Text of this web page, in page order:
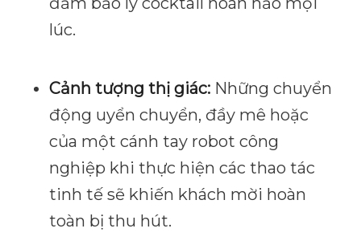
lúc.
Cảnh tượng thị giác:Những chuyển
động uyển chuyển, đầy mê hoặc
của một cánh tay robot công
nghiệp khi thực hiện các thao tác
tinh tế sẽ khiến khách mời hoàn
toàn bị thu hút.